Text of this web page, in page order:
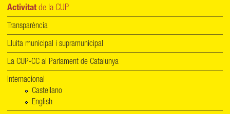
Activitat de la CUP
Transparència
Lluita municipal i supramunicipal
La CUP-CC al Parlament de Catalunya
Internacional
Castellano
English